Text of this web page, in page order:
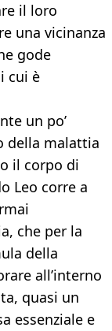
il loro
una vicinanza
gode
cui è
un po’
della malattia
il corpo di
Leo corre a
che per la
della
all’interno
quasi un
essenziale e